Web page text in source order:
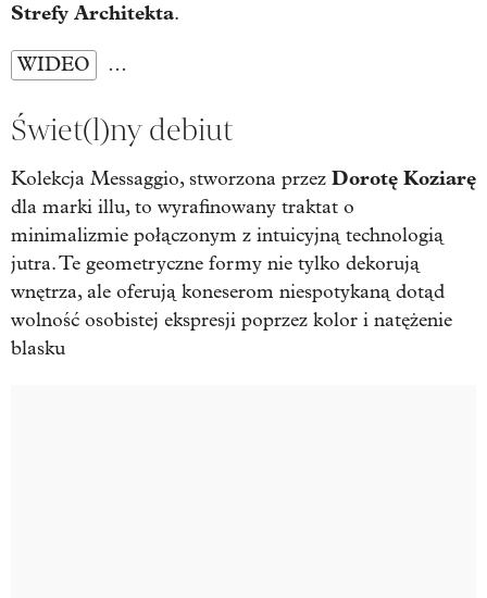
Strefy Architekta.
WIDEO …
Świet(l)ny debiut
Kolekcja Messaggio, stworzona przez Dorotę Koziarę
dla marki illu, to wyrafinowany traktat o
minimalizmie połączonym z intuicyjną technologią
jutra. Te geometryczne formy nie tylko dekorują
wnętrza, ale oferują koneserom niespotykaną dotąd
wolność osobistej ekspresji poprzez kolor i natężenie
blasku